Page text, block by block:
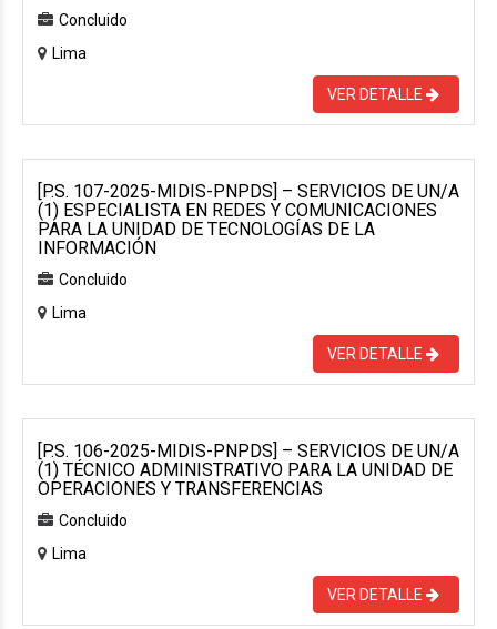
Concluido
Lima
VER DETALLE
[P.S. 107-2025-MIDIS-PNPDS] – SERVICIOS DE UN/A
(1) ESPECIALISTA EN REDES Y COMUNICACIONES
PARA LA UNIDAD DE TECNOLOGÍAS DE LA
INFORMACIÓN
Concluido
Lima
VER DETALLE
[P.S. 106-2025-MIDIS-PNPDS] – SERVICIOS DE UN/A
(1) TÉCNICO ADMINISTRATIVO PARA LA UNIDAD DE
OPERACIONES Y TRANSFERENCIAS
Concluido
Lima
VER DETALLE